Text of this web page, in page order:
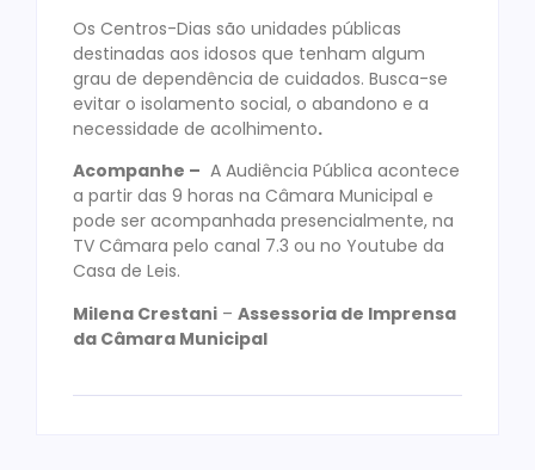
Os Centros-Dias são unidades públicas
destinadas aos idosos que tenham algum
grau de dependência de cuidados. Busca-se
evitar o isolamento social, o abandono e a
necessidade de acolhimento.
Acompanhe – A Audiência Pública acontece
a partir das 9 horas na Câmara Municipal e
pode ser acompanhada presencialmente, na
TV Câmara pelo canal 7.3 ou no Youtube da
Casa de Leis.
Milena Crestani – Assessoria de Imprensa
da Câmara Municipal